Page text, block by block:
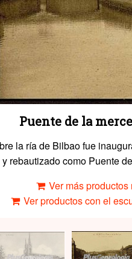
Puente de la
la ría de Bilbao fue
rebautizado como Puente
Ver más
Ver productos con el